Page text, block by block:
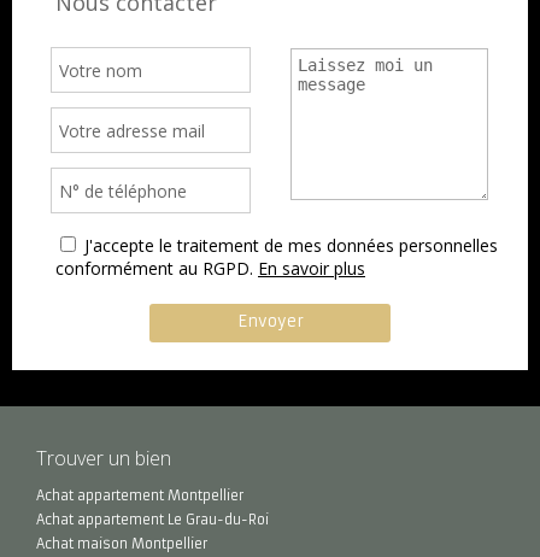
J'accepte le traitement de mes données personnelles
conformément au RGPD. En savoir plus
Trouver un bien
Achat appartement Montpellier
Achat appartement Le Grau-du-Roi
Achat maison Montpellier